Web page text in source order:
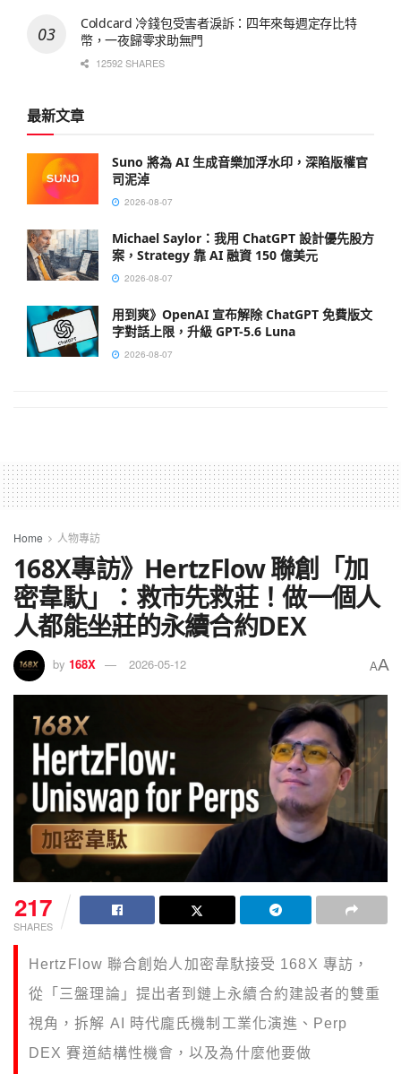
Coldcard 冷錢包受害者淚訴：四年來每週定存比特
幣，一夜歸零求助無門
12592 SHARES
最新文章
Suno 將為 AI 生成音樂加浮水印，深陷版權官
司泥淖
2026-08-07
Michael Saylor：我用 ChatGPT 設計優先股方
案，Strategy 靠 AI 融資 150 億美元
2026-08-07
用到爽》OpenAI 宣布解除 ChatGPT 免費版文
字對話上限，升級 GPT-5.6 Luna
2026-08-07
Home 人物專訪
168X專訪》HertzFlow 聯創「加
密韋馱」：救市先救莊！做一個人
人都能坐莊的永續合約DEX
by 168X 2026-05-12 AA
217
SHARES
HertzFlow 聯合創始人加密韋馱接受 168X 專訪，
從「三盤理論」提出者到鏈上永續合約建設者的雙重
視角，拆解 AI 時代龐氏機制工業化演進、Perp
DEX 賽道結構性機會，以及為什麼他要做